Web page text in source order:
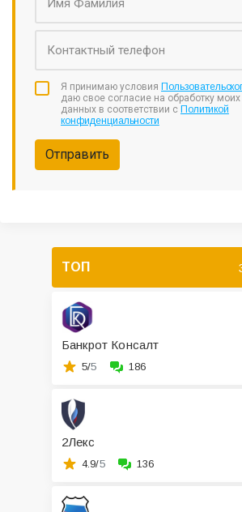
Я принимаю условия
даю свое согласие на обработку
данных в соответствии с Политикой
конфиденциальности
Отправить
ТОП
Банкрот Консалт
5/5 186
2Лекс
4.9/5 136